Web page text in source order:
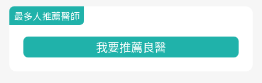
最多人推薦醫師
我要推薦良醫